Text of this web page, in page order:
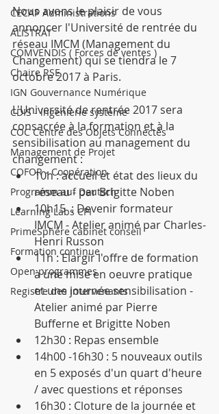
CECAP Administrations
ALISTRAT
COMVENDIS ( Forces de ventes )
Chaire RSE
IGN Gouvernance Numérique
CDIS - ingénièrie système
COC Centre des Objets Connectés
Management de Projet
COFOR - Coopération
Programm auf Deutsch
Learning Labs CPI
PrimeSphère cabinet conseil
Formation continue
Open programmes
Registre des intervenants
Nous avons le plaisir de vous
annoncer l'Université de rentrée du
réseau IMCM (Management du
Changement) qui se tiendra le 7
octobre 2017 à Paris.
L'Université de rentrée 2017 sera
consacrée à la formation et à la
sensibilisation au management du
changement :​
10h : accueil et état des lieux du
réseau - par Brigitte Noben
10h15  : Devenir formateur
IMCM - Atelier animé par Charles-
Henri Russon
11h : Elargir l'offre de formation
à une mise en oeuvre pratique
et une journée sensibilisation -
Atelier animé par Pierre
Bufferne et Brigitte Noben
12h30 : Repas ensemble
14h00 -16h30 : 5 nouveaux outils
en 5 exposés d'un quart d'heure
/ avec questions et réponses
16h30 : Cloture de la journée et